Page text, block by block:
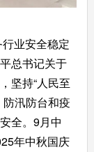
业安全稳定
总书记关于
坚持“人民至
汛防台和疫
全。9月中
年中秋国庆